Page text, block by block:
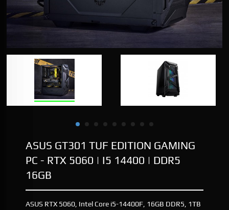
ASUS GT301 TUF EDITION GAMING
PC - RTX 5060 | I5 14400 | DDR5
16GB
ASUS RTX 5060, Intel Core i5-14400F, 16GB DDR5, 1TB